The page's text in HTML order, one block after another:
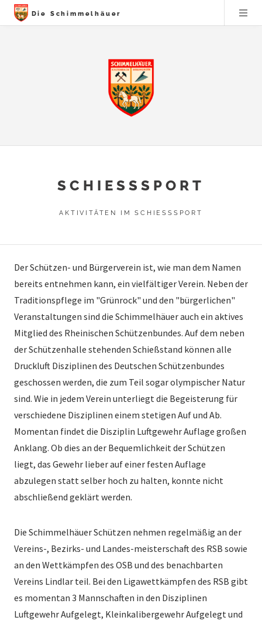
Die Schimmelhäuer
SCHIESSSPORT
AKTIVITÄTEN IM SCHIESSSPORT
Der Schützen- und Bürgerverein ist, wie man dem Namen
bereits entnehmen kann, ein vielfältiger Verein. Neben der
Traditionspflege im "Grünrock" und den "bürgerlichen"
Veranstaltungen sind die Schimmelhäuer auch ein aktives
Mitglied des Rheinischen Schützenbundes. Auf dem neben
der Schützenhalle stehenden Schießstand können alle
Druckluft Disziplinen des Deutschen Schützenbundes
geschossen werden, die zum Teil sogar olympischer Natur
sind. Wie in jedem Verein unterliegt die Begeisterung für
verschiedene Disziplinen einem stetigen Auf und Ab.
Momentan findet die Disziplin Luftgewehr Auflage großen
Anklang. Ob dies an der Bequemlichkeit der Schützen
liegt, das Gewehr lieber auf einer festen Auflage
abzulegen statt selber hoch zu halten, konnte nicht
abschließend geklärt werden.
Die Schimmelhäuer Schützen nehmen regelmäßig an der
Vereins-, Bezirks- und Landes-meisterschaft des RSB sowie
an den Wettkämpfen des OSB und des benachbarten
Vereins Lindlar teil. Bei den Ligawettkämpfen des RSB gibt
es momentan 3 Mannschaften in den Disziplinen
Luftgewehr Aufgelegt, Kleinkalibergewehr Aufgelegt und